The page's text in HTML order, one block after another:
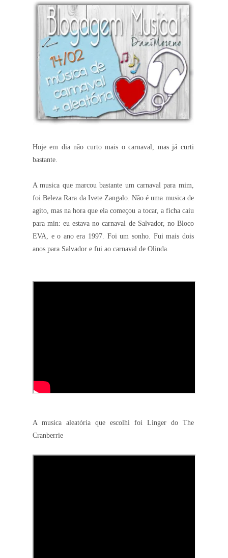
Hoje em dia não curto mais o carnaval, mas já curti
bastante.
A musica que marcou bastante um carnaval para mim,
foi Beleza Rara da Ivete Zangalo. Não é uma musica de
agito, mas na hora que ela começou a tocar, a ficha caiu
para min: eu estava no carnaval de Salvador, no Bloco
EVA, e o ano era 1997. Foi um sonho. Fui mais dois
anos para Salvador e fui ao carnaval de Olinda.
A musica aleatória que escolhi foi Linger do The
Cranberrie